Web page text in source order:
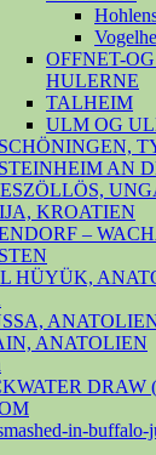
OFFNET-
HULERNE
TALHEIM
ULM OG
SCHÖNINGEN,
STEINHEIM AN
KROATIEN
–
HÜYÜK,
ANATOLIEN
DRAW
in-